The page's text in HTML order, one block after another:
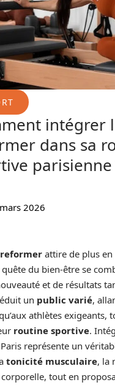
intégrer
dans sa
parisienne
2026
attire de plus en
du bien-être se
et de résultats
un public varié,
athlètes exigeants,
routine sportive.
représente un
tonicité musculaire, la
corporelle, tout en